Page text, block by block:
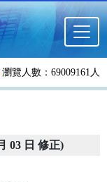
瀏覽人數：69009161人
03 日 修正)